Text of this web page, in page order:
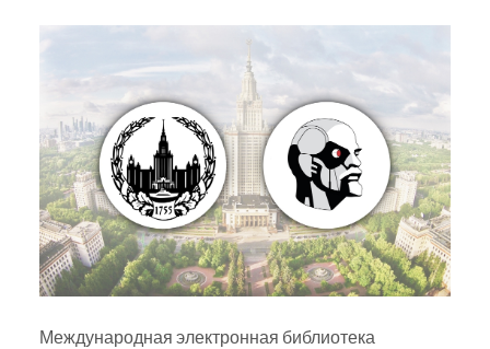
Международная электронная библиотека